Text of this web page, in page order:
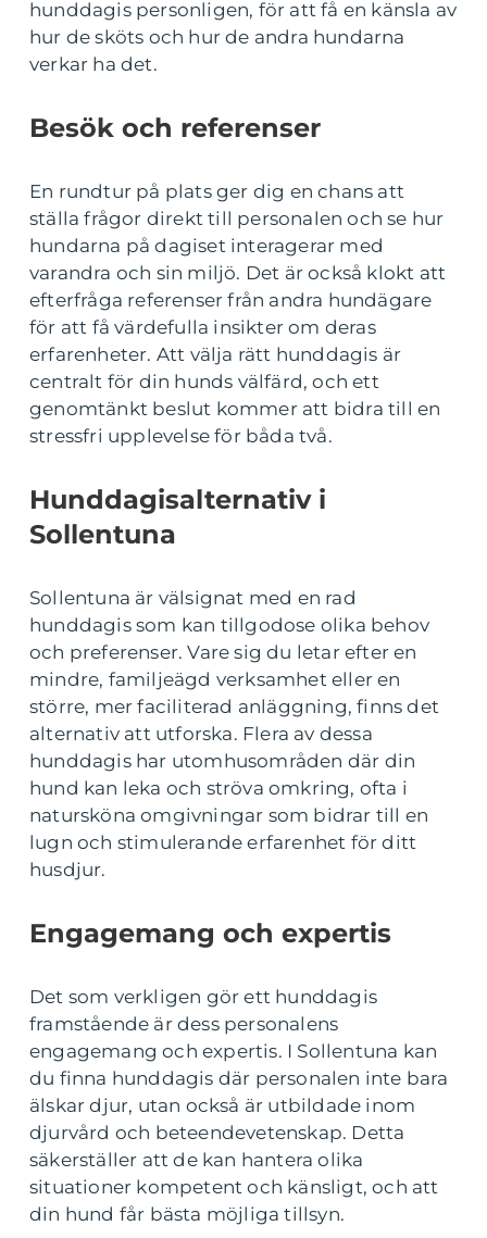
hunddagis personligen, för att få en känsla av
hur de sköts och hur de andra hundarna
verkar ha det.
Besök och referenser
En rundtur på plats ger dig en chans att
ställa frågor direkt till personalen och se hur
hundarna på dagiset interagerar med
varandra och sin miljö. Det är också klokt att
efterfråga referenser från andra hundägare
för att få värdefulla insikter om deras
erfarenheter. Att välja rätt hunddagis är
centralt för din hunds välfärd, och ett
genomtänkt beslut kommer att bidra till en
stressfri upplevelse för båda två.
Hunddagisalternativ i
Sollentuna
Sollentuna är välsignat med en rad
hunddagis som kan tillgodose olika behov
och preferenser. Vare sig du letar efter en
mindre, familjeägd verksamhet eller en
större, mer faciliterad anläggning, finns det
alternativ att utforska. Flera av dessa
hunddagis har utomhusområden där din
hund kan leka och ströva omkring, ofta i
natursköna omgivningar som bidrar till en
lugn och stimulerande erfarenhet för ditt
husdjur.
Engagemang och expertis
Det som verkligen gör ett hunddagis
framstående är dess personalens
engagemang och expertis. I Sollentuna kan
du finna hunddagis där personalen inte bara
älskar djur, utan också är utbildade inom
djurvård och beteendevetenskap. Detta
säkerställer att de kan hantera olika
situationer kompetent och känsligt, och att
din hund får bästa möjliga tillsyn.